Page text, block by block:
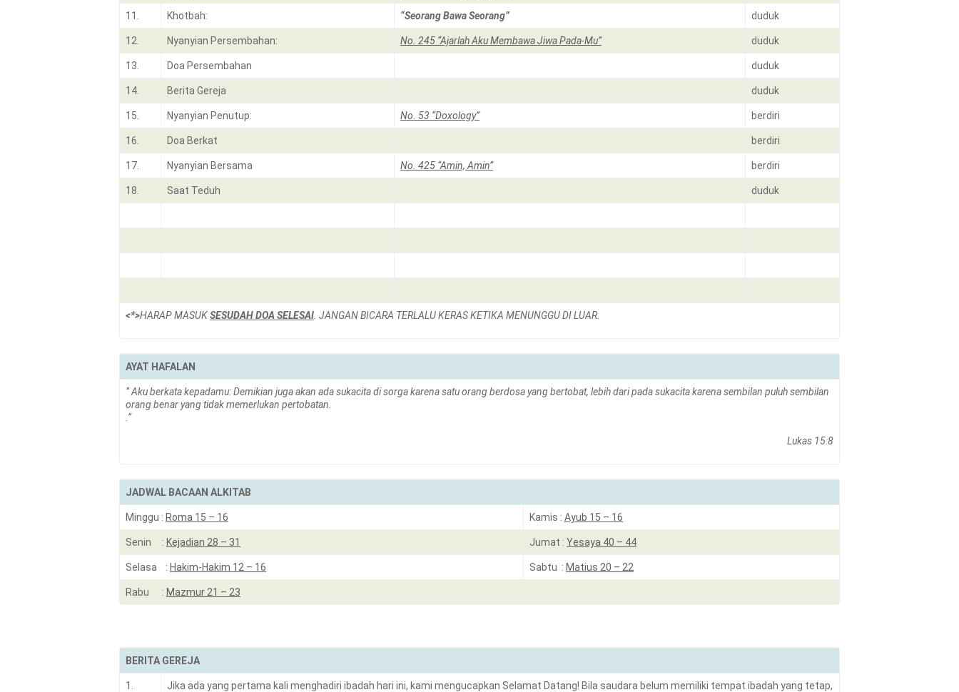
11. Khotbah: “Seorang Bawa Seorang” duduk
12. Nyanyian Persembahan: No. 245 “Ajarlah Aku Membawa Jiwa Pada-Mu” duduk
13. Doa Persembahan duduk
14. Berita Gereja duduk
15. Nyanyian Penutup: No. 53 “Doxology” berdiri
16. Doa Berkat berdiri
17. Nyanyian Bersama No. 425 “Amin, Amin” berdiri
18. Saat Teduh duduk
<*>HARAP MASUKSESUDAH DOA SELESAI . JANGAN BICARA TERLALU KERAS KETIKA MENUNGGU DI LUAR.
AYAT HAFALAN
“Aku berkata kepadamu: Demikian juga akan ada sukacita di sorga karena satu orang berdosa yang bertobat, lebih dari pada sukacita karena sembilan puluh sembilan
orang benar yang tidak memerlukan pertobatan.
.”
Lukas 15:8
JADWAL BACAAN ALKITAB
Minggu : Roma 15 – 16 Kamis : Ayub 15 – 16
Senin : Kejadian 28 – 31 Jumat : Yesaya 40 – 44
Selasa : Hakim-Hakim 12 – 16 Sabtu : Matius 20 – 22
Rabu : Mazmur 21 – 23
BERITA GEREJA
1.
Jika ada yang pertama kali menghadiri ibadah hari ini, kami mengucapkan Selamat Datang! Bila saudara belum memiliki tempat ibadah yang tetap,